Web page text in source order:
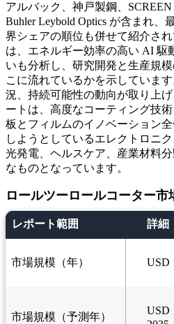
アルバック、神戸製鋼、SCREEN
Buhler Leybold Optics が含まれ、
界シェアの順位も併せて紹介さ
は、エネルギー効率の高い AI 駆
いも分析し、研究開発と生産規
こに流れているかを示していま
況、持続可能性の動向が取り上
ートは、高度なコーティング技
板とフィルムのイノベーション
しようとしているエレクトロニ
光発電、ヘルスケア、産業材料
なものとなっています。
ロールツーロールコーター市
レポート範囲 詳細
市場規模（年） USD
市場規模（予測年）
USD